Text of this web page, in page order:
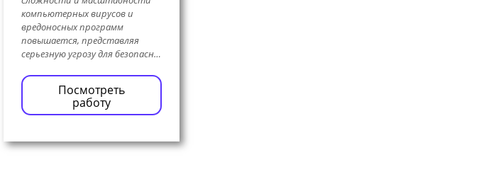
компьютерных вирусов и
вредоносных программ
повышается, представляя
серьезную угрозу для безопасн…
Посмотреть
работу